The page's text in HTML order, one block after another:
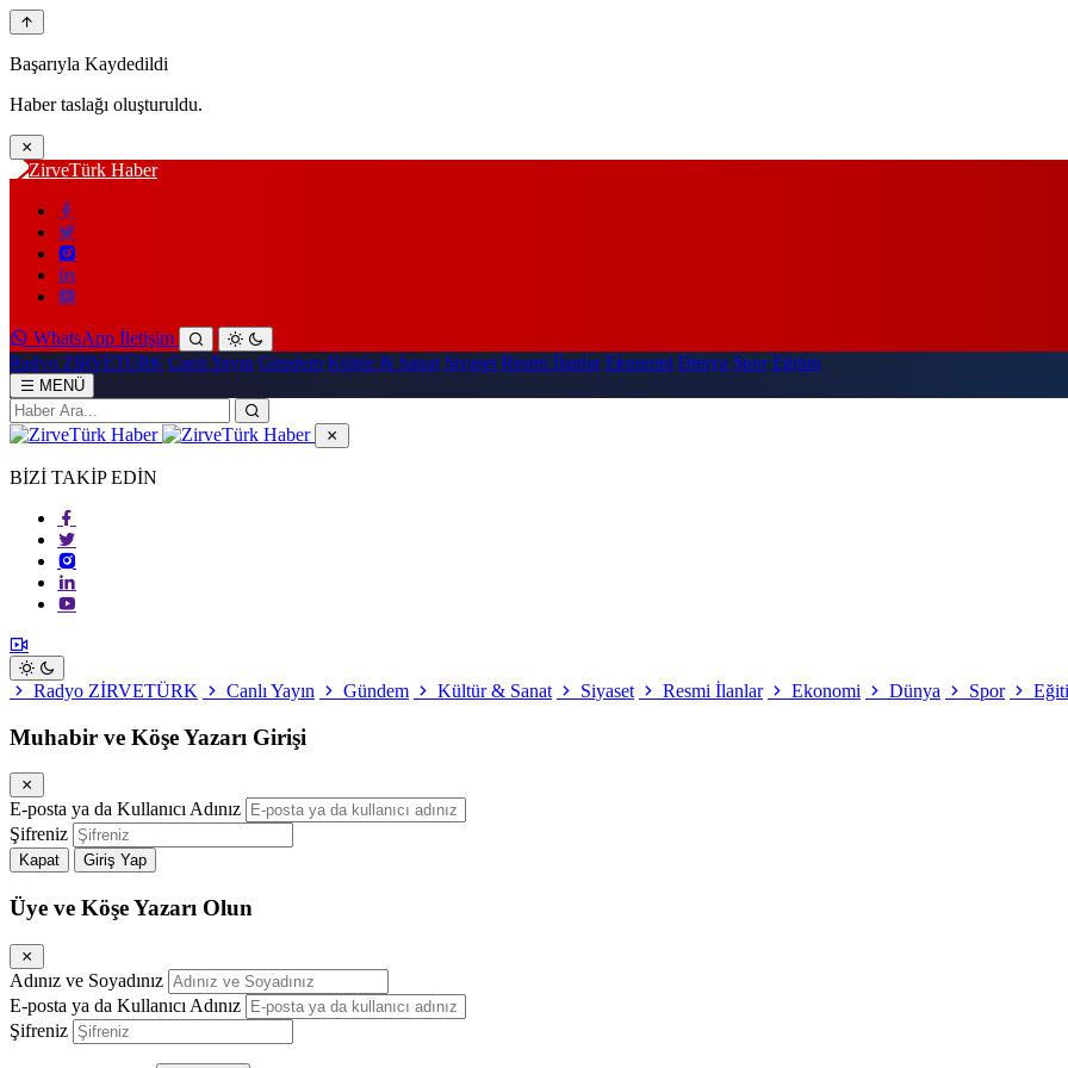
Başarıyla Kaydedildi
Haber taslağı oluşturuldu.
WhatsApp İletişim
Radyo ZİRVETÜRK Canlı Yayın Gündem Kültür & Sanat Siyaset Resmi İlanlar Ekonomi Dünya Spor Eğitim
MENÜ
BİZİ TAKİP EDİN
Radyo ZİRVETÜRK Canlı Yayın Gündem Kültür & Sanat Siyaset Resmi İlanlar Ekonomi Dünya Spor
Muhabir ve Köşe Yazarı Girişi
E-posta ya da Kullanıcı Adınız
Şifreniz
Kapat Giriş Yap
Üye ve Köşe Yazarı Olun
Adınız ve Soyadınız
E-posta ya da Kullanıcı Adınız
Şifreniz